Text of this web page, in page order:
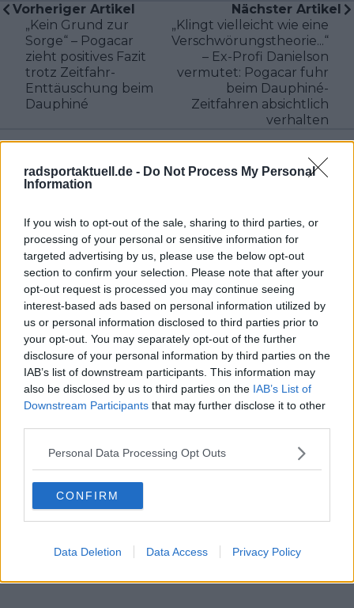
radsportaktuell.de - Do Not Process My Personal
Information
If you wish to opt-out of the sale, sharing to third parties, or
processing of your personal or sensitive information for
targeted advertising by us, please use the below opt-out
section to confirm your selection. Please note that after your
opt-out request is processed you may continue seeing
interest-based ads based on personal information utilized by
us or personal information disclosed to third parties prior to
your opt-out. You may separately opt-out of the further
disclosure of your personal information by third parties on the
IAB’s list of downstream participants. This information may
also be disclosed by us to third parties on the IAB’s List of
Downstream Participants that may further disclose it to other
Personal Data Processing Opt Outs
CONFIRM
Data Deletion Data Access Privacy Policy
Vorheriger Artikel
„Kein Grund zur
Sorge“ – Pogacar
zieht positives Fazit
trotz Zeitfahr-
Enttäuschung beim
Dauphiné
Nächster Artikel
„Klingt vielleicht wie eine
Verschwörungstheorie...“
– Ex-Profi Danielson
vermutet: Pogacar fuhr
beim Dauphiné-
Zeitfahren absichtlich
verhalten
Schreiben Sie einen Kommentar